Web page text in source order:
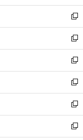
開
く
ウ
で
開
く
ン
ド
ウ
で
開
く
ウ
ィ
ン
ド
ウ
で
開
く
新
し
い
ウ
ィ
ン
ド
ウ
で
開
く
新
し
い
ウ
ィ
ン
ド
ウ
で
開
新
し
い
ウ
ィ
ン
ド
ウ
新
し
い
ウ
ィ
ン
新
し
い
新